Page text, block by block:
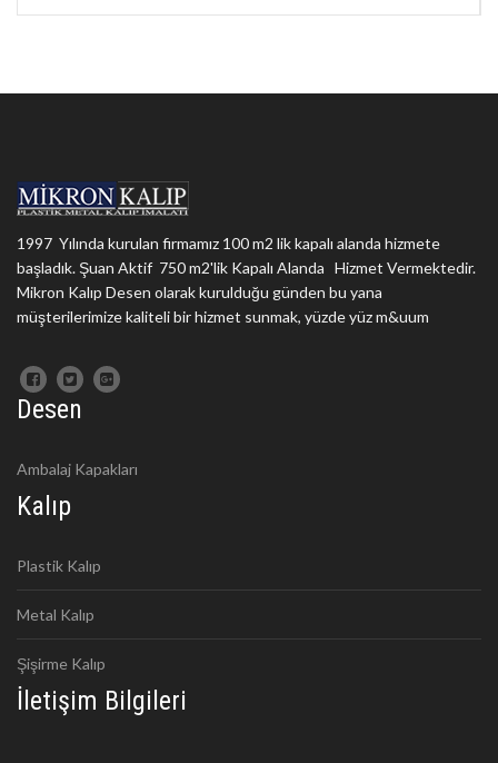
1997 Yılında kurulan firmamız 100 m2 lik kapalı alanda hizmete
başladık. Şuan Aktif 750 m2'lik Kapalı Alanda Hizmet Vermektedir.
Mikron Kalıp Desen olarak kurulduğu günden bu yana
müşterilerimize kaliteli bir hizmet sunmak, yüzde yüz m&uum
Desen
Ambalaj Kapakları
Kalıp
Plastik Kalıp
Metal Kalıp
Şişirme Kalıp
İletişim Bilgileri